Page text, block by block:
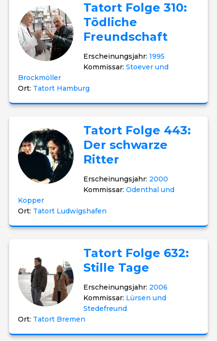
Tatort Folge 310:
Tödliche
Freundschaft
Erscheinungsjahr:1995
Kommissar:Stoever und
Brockmöller
Ort: Tatort Hamburg
Tatort Folge 443:
Der schwarze
Ritter
Erscheinungsjahr: 2000
Kommissar:Odenthal und
Kopper
Ort: Tatort Ludwigshafen
Tatort Folge 632:
Stille Tage
Erscheinungsjahr: 2006
Kommissar: Lürsen und
Stedefreund
Ort: Tatort Bremen